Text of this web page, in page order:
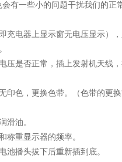
有一些小的问题干扰我们的正
充电器上显示窗无电压显示）
压是否正常，插上发射机天线
色，更换色带。（色带的更
滑油。
称重显示器的频率。
池播头拔下后重新插到底。